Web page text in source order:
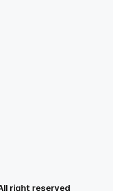
right reserved